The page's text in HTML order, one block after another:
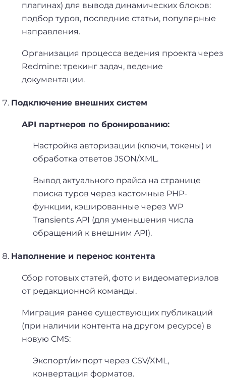
плагинах) для вывода динамических блоков:
подбор туров, последние статьи, популярные
направления.
Организация процесса ведения проекта через
Redmine: трекинг задач, ведение
документации.
Подключение внешних систем
API партнеров по бронированию:
Настройка авторизации (ключи, токены) и
обработка ответов JSON/XML.
Вывод актуального прайса на странице
поиска туров через кастомные PHP-
функции, кэшированные через WP
Transients API (для уменьшения числа
обращений к внешним API).
Наполнение и перенос контента
Сбор готовых статей, фото и видеоматериалов
от редакционной команды.
Миграция ранее существующих публикаций
(при наличии контента на другом ресурсе) в
новую CMS:
Экспорт/импорт через CSV/XML,
конвертация форматов.